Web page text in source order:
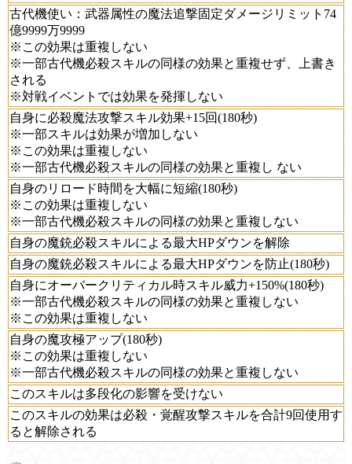
古代機使い：武器属性の魔法追撃固定ダメージリミット74
億9999万9999
※この効果は重複しない
※一部古代機必殺スキルの同様の効果と重複せず、上書き
される
※対戦イベントでは効果を発揮しない
自身に必殺魔法攻撃スキル効果+15回(180秒)
※一部スキルは効果が増加しない
※この効果は重複しない
※一部古代機必殺スキルの同様の効果と重複し ない
自身のリロード時間を大幅に短縮(180秒)
※この効果は重複しない
※一部古代機必殺スキルの同様の効果と重複しない
自身の魔銃必殺スキルによる最大HPダウンを解除
自身の魔銃必殺スキルによる最大HPダウンを防止(180秒)
自身にオーバークリティカル時スキル威力+150%(180秒)
※一部古代機必殺スキルの同様の効果と重複しない
※この効果は重複しない
自身の魔攻極アップ(180秒)
※この効果は重複しない
※一部古代機必殺スキルの同様の効果と重複しない
このスキルは多段化の影響を受けない
このスキルの効果は必殺・覚醒攻撃スキルを合計9回使用す
ると解除される